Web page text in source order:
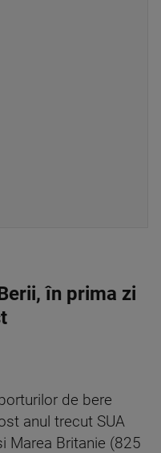
în prima zi
de bere
anul trecut SUA
Marea Britanie (825